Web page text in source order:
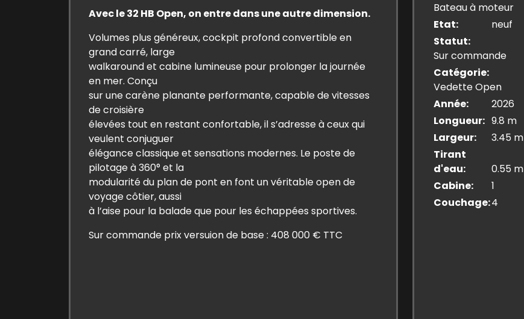
Avec le 32 HB Open, on entre dans une autre dimension.
Volumes plus généreux, cockpit profond convertible en
grand carré, large
walkaround et cabine lumineuse pour prolonger la journée
en mer. Conçu
sur une carène planante performante, capable de vitesses
de croisière
élevées tout en restant confortable, il s’adresse à ceux qui
veulent conjuguer
élégance classique et sensations modernes. Le poste de
pilotage à 360° et la
modularité du plan de pont en font un véritable open de
voyage côtier, aussi
à l’aise pour la balade que pour les échappées sportives.
Sur commande prix versuion de base : 408 000 € TTC
Bateau à moteur
Etat
neuf
Statut
Sur commande
Catégorie
Vedette Open
Année
2026
Longueur
9.8 m
Largeur
3.45 m
Tirant
d'eau
0.55 m
Cabine
1
Couchage 4